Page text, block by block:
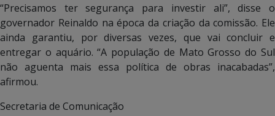
“Precisamos ter segurança para investir ali”, disse o
governador Reinaldo na época da criação da comissão. Ele
ainda garantiu, por diversas vezes, que vai concluir e
entregar o aquário. “A população de Mato Grosso do Sul
não aguenta mais essa política de obras inacabadas”,
afirmou.
Secretaria de Comunicação